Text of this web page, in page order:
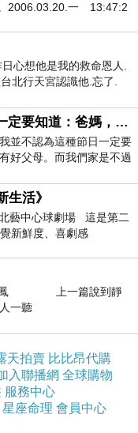
2006.03.20.一 13:47:2
心想他是我的救命恩人.
北行天宮認識他.忘了.
出生即欠債？孩子一定要知道：爸媽，其實我不欠你們
並不認為這種節日一定要
好父母。而我們家是不過
感，生活趨近冷
活》
藝中心球劇場 這是第二
新鮮度、喜劇感
玉鳳 上一篇說到靜
一聽
天拍賣 比比昂代購
入聯播網 全球購物
服務中心
星座命理 會員中心